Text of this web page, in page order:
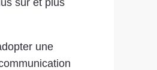
sûr et plus
une